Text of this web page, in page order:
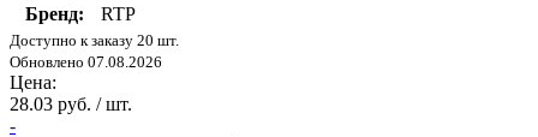
Бренд:
RTP
Доступно к заказу 20 шт.
Обновлено 07.08.2026
Цена:
28.03 руб. / шт.
-